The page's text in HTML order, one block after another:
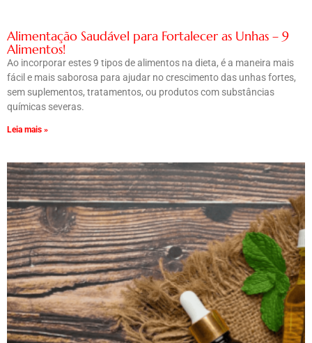
Alimentação Saudável para Fortalecer as Unhas – 9
Alimentos!
Ao incorporar estes 9 tipos de alimentos na dieta, é a maneira mais
fácil e mais saborosa para ajudar no crescimento das unhas fortes,
sem suplementos, tratamentos, ou produtos com substâncias
químicas severas.
Leia mais »